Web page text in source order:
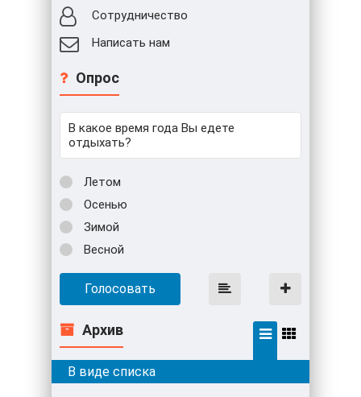
Сотрудничество
Написать нам
Опрос
В какое время года Вы едете
отдыхать?
Летом
Осенью
Зимой
Весной
Голосовать
Архив